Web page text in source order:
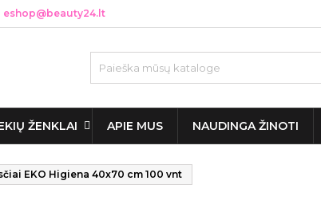
eshop@beauty24.lt
ŽENKLAI APIE MUS NAUDINGA ŽINOTI
EKO Higiena 40x70 cm 100 vnt